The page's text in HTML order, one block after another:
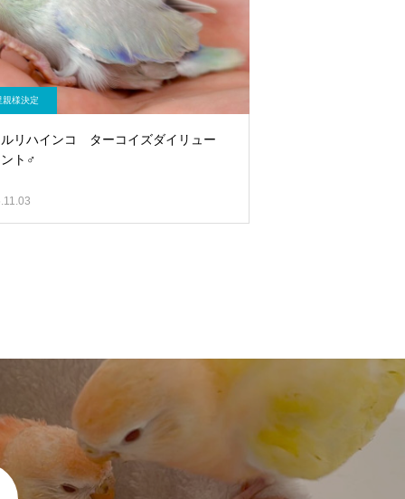
親様決定
リハインコ ターコイズダイリュー
ト♂